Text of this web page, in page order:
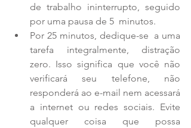
de trabalho ininterrupto, seguido
por uma pausa de 5  minutos.
Por 25 minutos, dedique-se  a uma
tarefa integralmente, distração
zero. Isso significa que você não
verificará seu telefone, não
responderá ao e-mail nem acessará
a internet ou redes sociais. Evite
qualquer coisa que possa